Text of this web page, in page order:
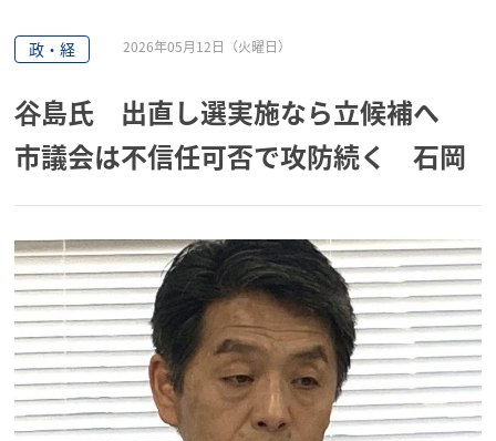
政・経 2026年05月12日（火曜日）
谷島氏 出直し選実施なら立候補へ
市議会は不信任可否で攻防続く 石岡